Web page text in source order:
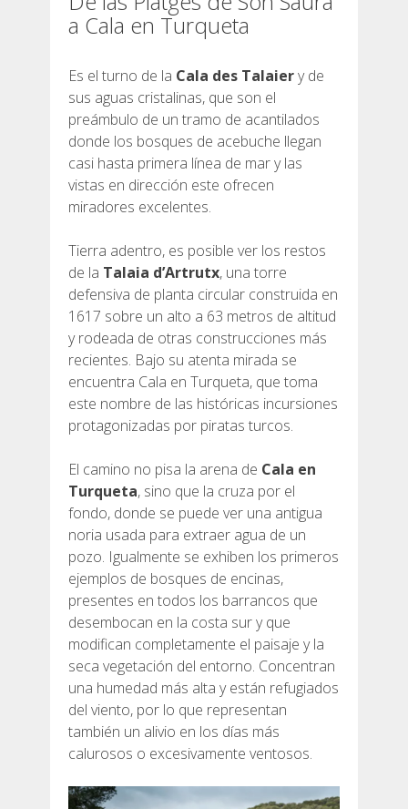
a Cala en Turqueta
Es el turno de la Cala des Talaiery de
sus aguas cristalinas, que son el
preámbulo de un tramo de acantilados
donde los bosques de acebuche llegan
casi hasta primera línea de mar y las
vistas en dirección este ofrecen
miradores excelentes.
Tierra adentro, es posible ver los restos
de la Talaia d’Artrutx, una torre
defensiva de planta circular construida en
1617 sobre un alto a 63 metros de altitud
y rodeada de otras construcciones más
recientes. Bajo su atenta mirada se
encuentra Cala en Turqueta, que toma
este nombre de las históricas incursiones
protagonizadas por piratas turcos.
El camino no pisa la arena de Cala en
Turqueta, sino que la cruza por el
fondo, donde se puede ver una antigua
noria usada para extraer agua de un
pozo. Igualmente se exhiben los primeros
ejemplos de bosques de encinas,
presentes en todos los barrancos que
desembocan en la costa sur y que
modifican completamente el paisaje y la
seca vegetación del entorno. Concentran
una humedad más alta y están refugiados
del viento, por lo que representan
también un alivio en los días más
calurosos o excesivamente ventosos.